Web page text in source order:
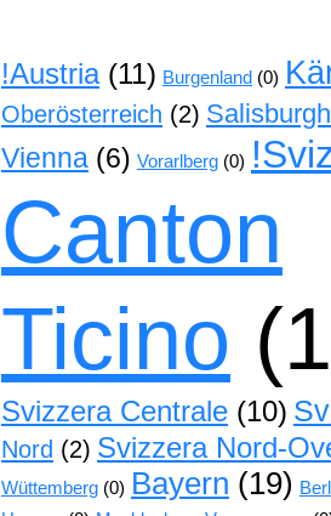
!Austria(11) Burgenland(0)
Oberösterreich (2)
Vienna(6) Vorarlberg(0)
Canton
Ticino
Svizzera Centrale(10)
Nord (2) Svizzera Nord-
Wüttemberg(0) Bayern (19)